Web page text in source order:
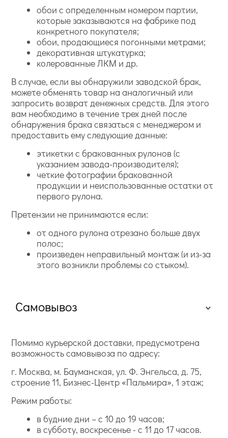
обои с определенным номером партии,
которые заказываются на фабрике под
конкретного покупателя;
обои, продающиеся погонными метрами;
декоративная штукатурка;
колерованные ЛКМ и др.
В случае, если вы обнаружили заводской брак,
можете обменять товар на аналогичный или
запросить возврат денежных средств. Для этого
вам необходимо в течение трех дней после
обнаружения брака связаться с менеджером и
предоставить ему следующие данные:
этикетки с бракованных рулонов (с
указанием завода-производителя);
четкие фотографии бракованной
продукции и неиспользованные остатки от
первого рулона.
Претензии не принимаются если:
от одного рулона отрезано больше двух
полос;
произведен неправильный монтаж (и из-за
этого возникли проблемы со стыком).
Самовывоз
Помимо курьерской доставки, предусмотрена
возможность самовывоза по адресу:
г. Москва, м. Бауманская, ул. Ф. Энгельса, д. 75,
строение 11, Бизнес-Центр «Пальмира», 1 этаж;
Режим работы:
в будние дни – с 10 до 19 часов;
в субботу, воскресенье - с 11 до 17 часов.